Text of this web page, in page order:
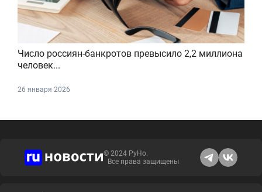
Число россиян-банкротов превысило 2,2 миллиона
человек...
26 января 2026
© 2024 РуНо.
Все права защищены